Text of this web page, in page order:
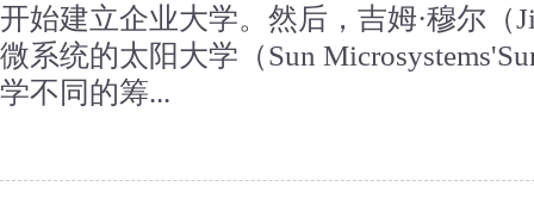
开始建立企业大学。然后，吉姆·穆尔（
微系统的太阳大学（Sun
学不同的筹...